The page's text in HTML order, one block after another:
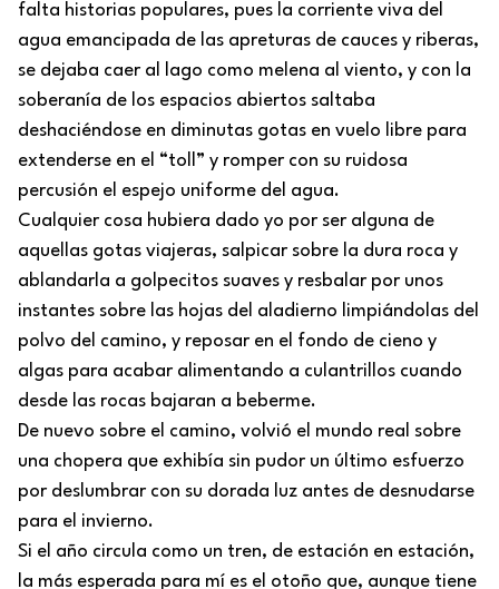
falta historias populares, pues la corriente viva del
agua emancipada de las apreturas de cauces y riberas,
se dejaba caer al lago como melena al viento, y con la
soberanía de los espacios abiertos saltaba
deshaciéndose en diminutas gotas en vuelo libre para
extenderse en el “toll” y romper con su ruidosa
percusión el espejo uniforme del agua.
Cualquier cosa hubiera dado yo por ser alguna de
aquellas gotas viajeras, salpicar sobre la dura roca y
ablandarla a golpecitos suaves y resbalar por unos
instantes sobre las hojas del aladierno limpiándolas del
polvo del camino, y reposar en el fondo de cieno y
algas para acabar alimentando a culantrillos cuando
desde las rocas bajaran a beberme.
De nuevo sobre el camino, volvió el mundo real sobre
una chopera que exhibía sin pudor un último esfuerzo
por deslumbrar con su dorada luz antes de desnudarse
para el invierno.
Si el año circula como un tren, de estación en estación,
la más esperada para mí es el otoño que, aunque tiene